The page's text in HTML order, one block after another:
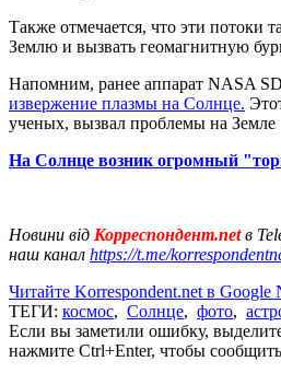
Также отмечается, что эти потоки
Землю и вызвать геомагнитную
Напомним, ранее аппарат NASA
извержение плазмы на Солнце.
ученых, вызвал проблемы на Земле
На Солнце возник огромный
Новини від Корреспондент.netв
наш канал https://t.me/
Читайте Korrespondent.net в Google
ТЕГИ: космос, Солнце, фото,
Если вы заметили ошибку,
нажмите Ctrl+Enter, чтобы